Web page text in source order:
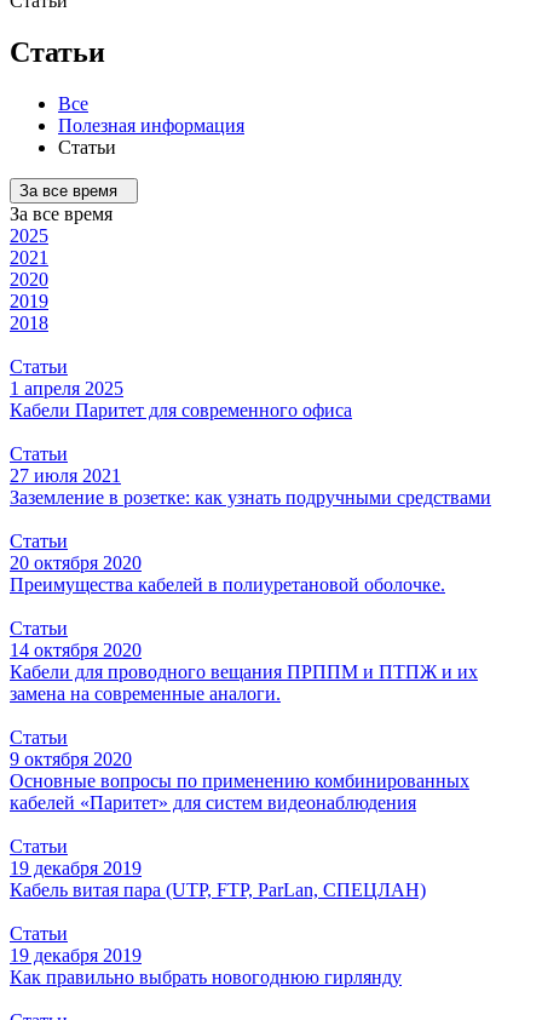
Статьи
Все
Полезная информация
Статьи
За все время
За все время
2025
2021
2020
2019
2018
Статьи
1 апреля 2025
Кабели Паритет для современного офиса
Статьи
27 июля 2021
Заземление в розетке: как узнать подручными средствами
Статьи
20 октября 2020
Преимущества кабелей в полиуретановой оболочке.
Статьи
14 октября 2020
Кабели для проводного вещания ПРППМ и ПТПЖ и их
замена на современные аналоги.
Статьи
9 октября 2020
Основные вопросы по применению комбинированных
кабелей «Паритет» для систем видеонаблюдения
Статьи
19 декабря 2019
Кабель витая пара (UTP, FTP, ParLan, СПЕЦЛАН)
Статьи
19 декабря 2019
Как правильно выбрать новогоднюю гирлянду